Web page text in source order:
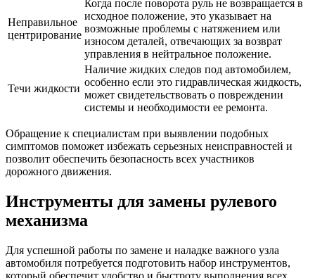
Неправильное
центрирование
Когда после поворота руль не возвращается в
исходное положение, это указывает на
возможные проблемы с натяжением или
износом деталей, отвечающих за возврат
управления в нейтральное положение.
Течи жидкости
Наличие жидких следов под автомобилем,
особенно если это гидравлическая жидкость,
может свидетельствовать о повреждении
системы и необходимости ее ремонта.
Обращение к специалистам при выявлении подобных
симптомов поможет избежать серьезных неисправностей и
позволит обеспечить безопасность всех участников
дорожного движения.
Инструменты для замены рулевого
механизма
Для успешной работы по замене и наладке важного узла
автомобиля потребуется подготовить набор инструментов,